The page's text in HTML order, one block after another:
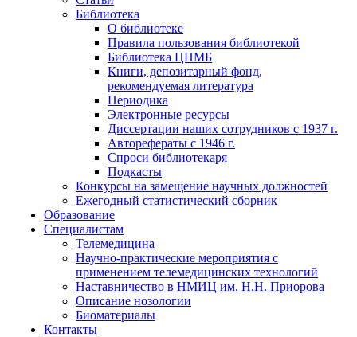
Библиотека
О библиотеке
Правила пользования библиотекой
Библиотека ЦНМБ
Книги, депозитарный фонд,
рекомендуемая литература
Периодика
Электронные ресурсы
Диссертации наших сотрудников с 1937 г.
Авторефераты с 1946 г.
Спроси библиотекаря
Подкасты
Конкурсы на замещение научных должностей
Ежегодный статистический сборник
Образование
Специалистам
Телемедицина
Научно-практические мероприятия с
применением телемедицинских технологий
Наставничество в НМИЦ им. Н.Н. Приорова
Описание нозологии
Биоматериалы
Контакты